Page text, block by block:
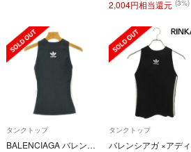
2,004円相当還元 (3%)
タンクトップ
BALENCIAGA バレンシアガ ノースリーブ XS 黒 【古着】【中古】【送料無料】
タンクトップ